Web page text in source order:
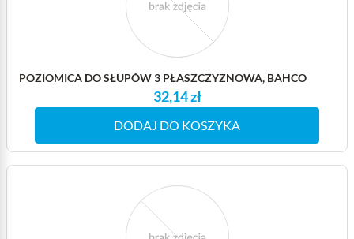
POZIOMICA DO SŁUPÓW 3 PŁASZCZYZNOWA, BAHCO
32,14 zł
DODAJ DO KOSZYKA